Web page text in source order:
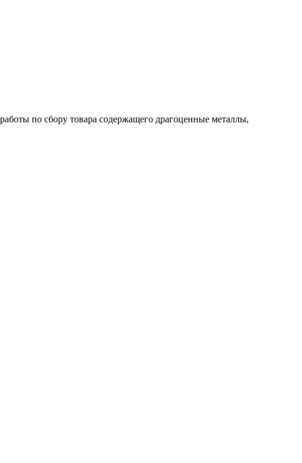
по сбору товара содержащего драгоценные металлы,